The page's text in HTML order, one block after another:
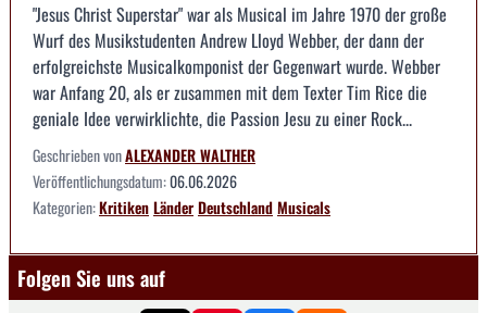
"Jesus Christ Superstar" war als Musical im Jahre 1970 der große
Wurf des Musikstudenten Andrew Lloyd Webber, der dann der
erfolgreichste Musicalkomponist der Gegenwart wurde. Webber
war Anfang 20, als er zusammen mit dem Texter Tim Rice die
geniale Idee verwirklichte, die Passion Jesu zu einer Rock...
Geschrieben vonALEXANDER WALTHER
Veröffentlichungsdatum:06.06.2026
Kategorien:KritikenLänderDeutschlandMusicals
Folgen Sie uns auf